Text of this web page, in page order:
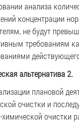
анализа
концентрации
не будут
требованиям
альтернатива 2.
плановой
очистки и
очистки